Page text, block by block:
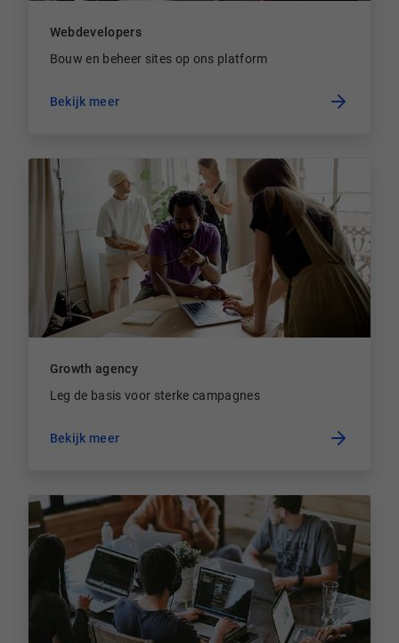
Webdevelopers
Bouw en beheer sites op ons platform
Bekijk meer
Growth agency
Leg de basis voor sterke campagnes
Bekijk meer